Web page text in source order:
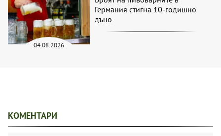
04.08.2026
Германия стигна 10-годишно
дъно
КОМЕНТАРИ